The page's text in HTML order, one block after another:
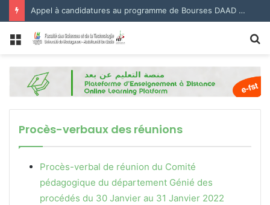
Appel à candidatures au programme de Bourses DAAD 2027.
Menu
Procès-verbaux des réunions
Procès-verbal de réunion du Comité
pédagogique du département Génié des
procédés du 30 Janvier au 31 Janvier 2022